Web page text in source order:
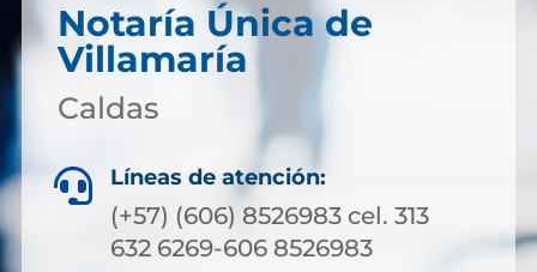
Notaría Única de
Villamaría
Caldas
 Líneas de atención:
(+57) (606) 8526983 cel. 313
632 6269-606 8526983